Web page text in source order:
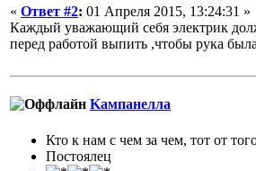
« Ответ #2: 01 Апреля 2015, 13:24:31 »
Каждый уважающий себя электрик
перед работой выпить ,чтобы рука
Kампанелла
Кто к нам с чем за чем, тот от
Постоялец